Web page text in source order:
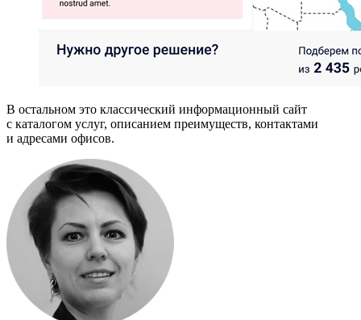
В остальном это классический информационный сайт
с каталогом услуг, описанием преимуществ, контактами
и адресами офисов.